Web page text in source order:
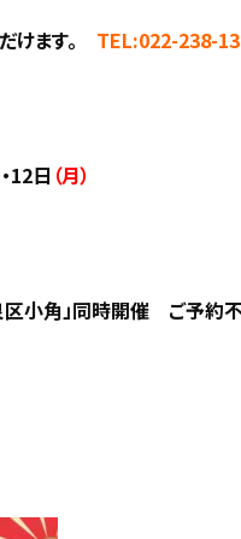
ます。 TEL:022-238-
・12日 （月）
小角」同時開催 ご予約